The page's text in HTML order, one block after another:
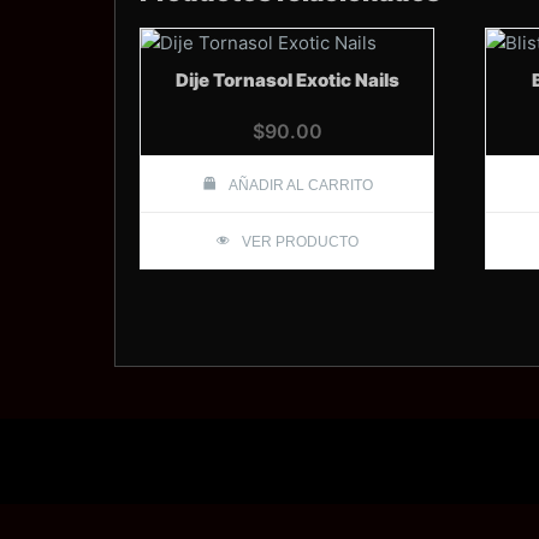
Dije Tornasol Exotic Nails
$90.00
AÑADIR AL CARRITO
VER PRODUCTO